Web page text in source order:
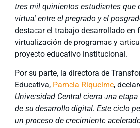
tres mil quinientos estudiantes que
virtual entre el pregrado y el
destacar el trabajo desarrollado en
virtualización de programas y
proyecto educativo institucional.
Por su parte, la directora de
Educativa, Pamela Riquelme,
Universidad Central cierra una
de su desarrollo digital. Este ciclo
un proceso de crecimiento